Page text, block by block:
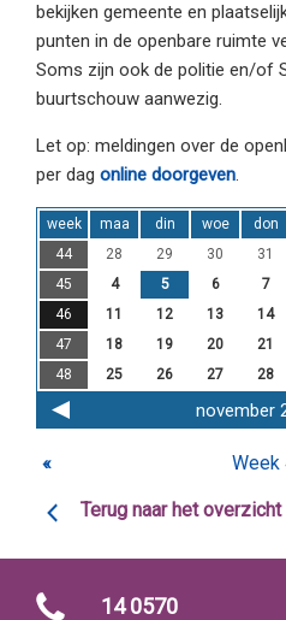
bekijken gemeente en
punten in de openbare ruimte
Soms zijn ook de politie en/of
buurtschouw aanwezig.
Let op: meldingen over de
per dag online doorgeven.
week maa din woe don
44
28 29 30 31
45
4 5 6 7
46
11 12 13 14
47
18 19 20 21
48
25 26 27 28
november
« Week
Terug naar het overzicht
14 0570